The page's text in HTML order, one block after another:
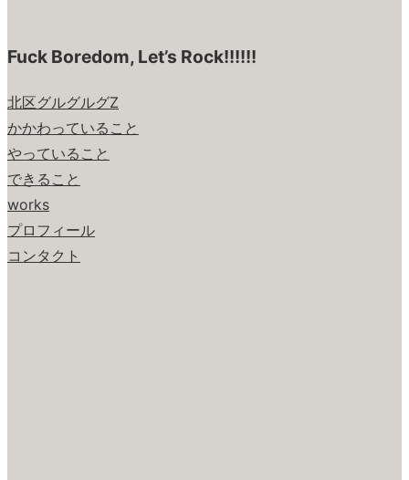
Fuck Boredom, Let’s Rock!!!!!!
北区グルグルグZ
かかわっていること
やっていること
できること
works
プロフィール
コンタクト